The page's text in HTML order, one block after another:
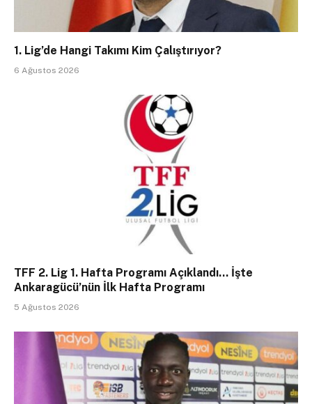
1. Lig’de Hangi Takımı Kim Çalıştırıyor?
6 Ağustos 2026
TFF 2. Lig 1. Hafta Programı Açıklandı… İşte
Ankaragücü’nün İlk Hafta Programı
5 Ağustos 2026